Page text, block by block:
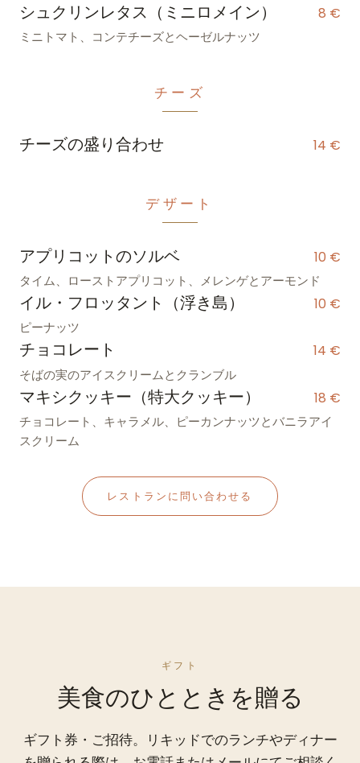
シュクリンレタス（ミニロメイン） 8 €
ミニトマト、コンテチーズとヘーゼルナッツ
チーズ
チーズの盛り合わせ 14 €
デザート
アプリコットのソルベ 10 €
タイム、ローストアプリコット、メレンゲとアーモンド
イル・フロッタント（浮き島） 10 €
ピーナッツ
チョコレート 14 €
そばの実のアイスクリームとクランブル
マキシクッキー（特大クッキー） 18 €
チョコレート、キャラメル、ピーカンナッツとバニラアイ
スクリーム
レストランに問い合わせる
ギフト
美食のひとときを贈る
ギフト券・ご招待。リキッドでのランチやディナー